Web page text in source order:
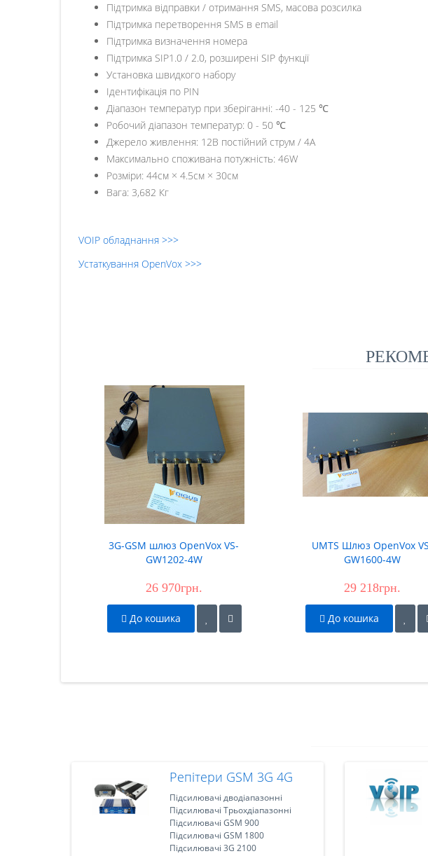
Підтримка відправки / отримання SMS, масова розсилка
Підтримка перетворення SMS в email
Підтримка визначення номера
Підтримка SIP1.0 / 2.0, розширені SIP функції
Установка швидкого набору
Ідентифікація по PIN
Діапазон температур при зберіганні: -40 - 125 ℃
Робочий діапазон температур: 0 - 50 ℃
Джерело живлення: 12В постійний струм / 4А
Максимально споживана потужність: 46W
Розміри: 44см × 4.5см × 30см
Вага: 3,682 Кг
VOIP обладнання >>>
Устаткування OpenVox >>>
3G-GSM шлюз OpenVox VS-
GW1202-4W
26 970грн.
До кошика
UMTS Шлюз OpenVox
GW1600-4W
29 218грн.
До кошика
Репітери GSM 3G 4G
Підсилювачі дводіапазонні
Підсилювачі Трьохдіапазонні
Підсилювачі GSM 900
Підсилювачі GSM 1800
Підсилювачі 3G 2100